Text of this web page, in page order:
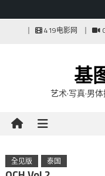
419电影网
基
艺术·写真·男
全见版 泰国